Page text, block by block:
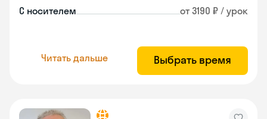
С носителем от 3190 ₽ / урок
Читать дальше Выбрать время